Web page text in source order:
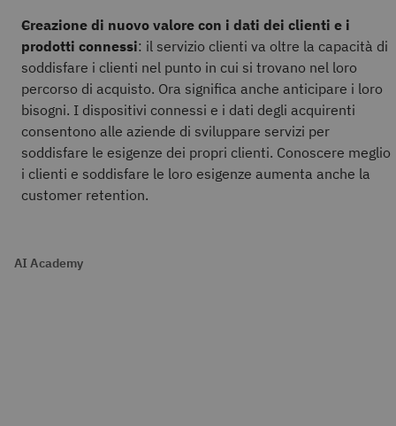
Creazione di nuovo valore con i dati dei clienti e i
prodotti connessi: il servizio clienti va oltre la capacità di
soddisfare i clienti nel punto in cui si trovano nel loro
percorso di acquisto. Ora significa anche anticipare i loro
bisogni. I dispositivi connessi e i dati degli acquirenti
consentono alle aziende di sviluppare servizi per
soddisfare le esigenze dei propri clienti. Conoscere meglio
i clienti e soddisfare le loro esigenze aumenta anche la
customer retention.
AI Academy